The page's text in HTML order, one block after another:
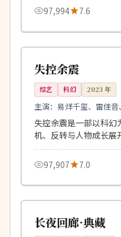
97,994
7.6
韩国
高分
失控余震
综艺 科幻 2023年
主演：易烊千玺、雷佳
失控余震是一部以科
机、反转与人物成长展
观看。
97,907
7.0
英国
完结
长夜回廊·典藏